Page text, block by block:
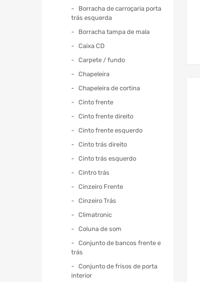
Borracha de carroçaria porta
trás esquerda
Borracha tampa de mala
Caixa CD
Carpete / fundo
Chapeleira
Chapeleira de cortina
Cinto frente
Cinto frente direito
Cinto frente esquerdo
Cinto trás direito
Cinto trás esquerdo
Cintro trás
Cinzeiro Frente
Cinzeiro Trás
Climatronic
Coluna de som
Conjunto de bancos frente e
trás
Conjunto de frisos de porta
interior